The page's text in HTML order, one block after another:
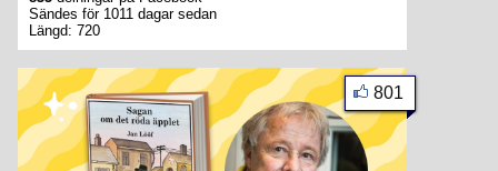
Sändes för 1011 dagar sedan
Längd: 720
801